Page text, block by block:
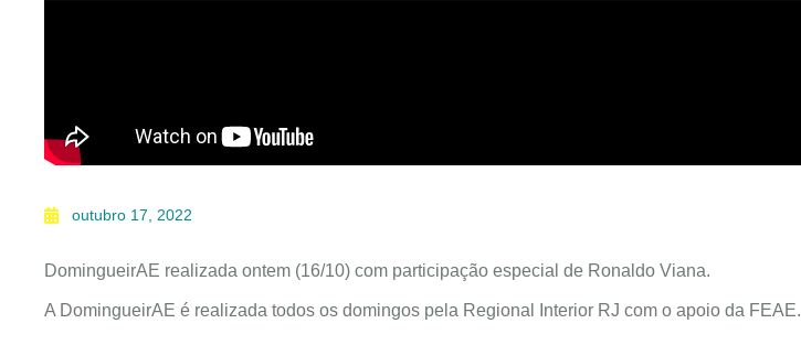
outubro 17, 2022
DomingueirAE realizada ontem (16/10) com participação especial de Ronaldo Viana.
A DomingueirAE é realizada todos os domingos pela Regional Interior RJ com o apoio da FEAE.